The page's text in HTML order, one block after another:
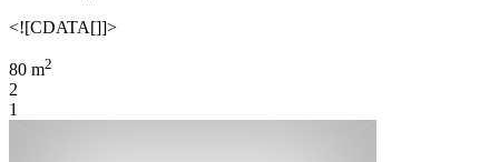
<![CDATA[]]>
80 m2
2
1